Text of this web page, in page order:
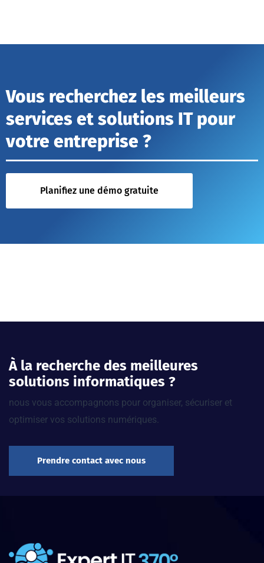
Vous recherchez les meilleurs
services et solutions IT pour
votre entreprise ?
Planifiez une démo gratuite
À la recherche des meilleures
solutions informatiques ?
nous vous accompagnons pour organiser, sécuriser et
optimiser vos solutions numériques.
Prendre contact avec nous